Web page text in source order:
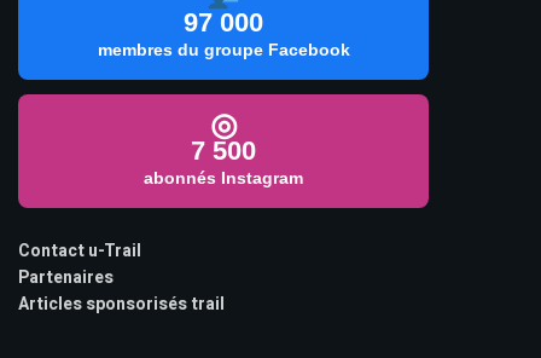
97 000
membres du groupe Facebook
◎
7 500
abonnés Instagram
Contact u-Trail
Partenaires
Articles sponsorisés trail